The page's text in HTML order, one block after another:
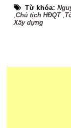
Từ khóa:
,Chủ tịch HĐQT,
Xây dựng